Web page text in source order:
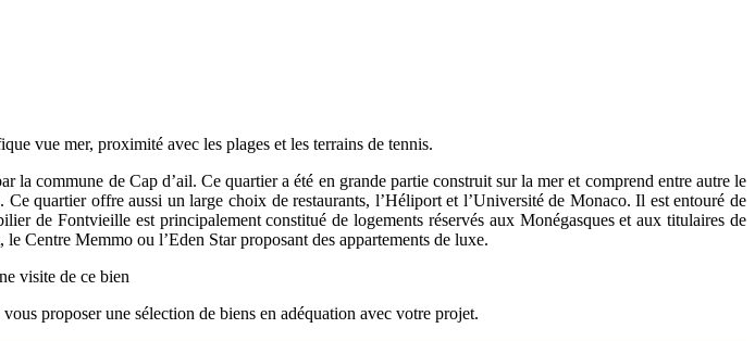
vue mer, proximité avec les plages et les terrains de tennis.
la commune de Cap d’ail. Ce quartier a été en grande partie construit sur la mer et comprend entre autre le
quartier offre aussi un large choix de restaurants, l’Héliport et l’Université de Monaco. Il est entouré de
de Fontvieille est principalement constitué de logements réservés aux Monégasques et aux titulaires de
Centre Memmo ou l’Eden Star proposant des appartements de luxe.
visite de ce bien
proposer une sélection de biens en adéquation avec votre projet.